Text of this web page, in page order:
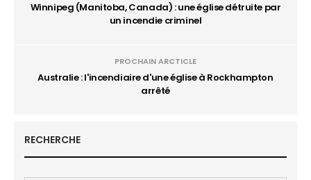
Winnipeg (Manitoba, Canada) : une église détruite par
un incendie criminel
PROCHAIN ARCTICLE
Australie : l'incendiaire d'une église à Rockhampton
arrêté
RECHERCHE